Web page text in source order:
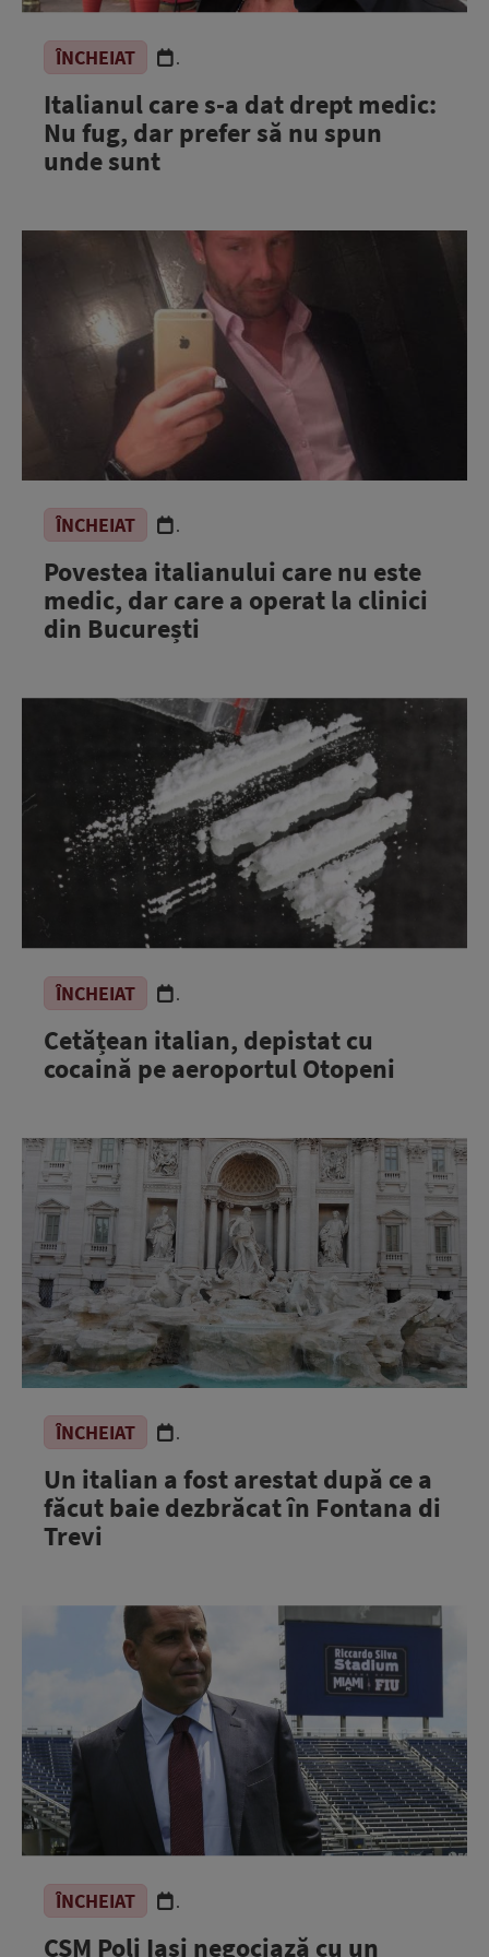
ÎNCHEIAT .
Italianul care s-a dat drept medic:
Nu fug, dar prefer să nu spun
unde sunt
ÎNCHEIAT .
Povestea italianului care nu este
medic, dar care a operat la clinici
din București
ÎNCHEIAT .
Cetățean italian, depistat cu
cocaină pe aeroportul Otopeni
ÎNCHEIAT .
Un italian a fost arestat după ce a
făcut baie dezbrăcat în Fontana di
Trevi
ÎNCHEIAT .
CSM Poli Iași negociază cu un